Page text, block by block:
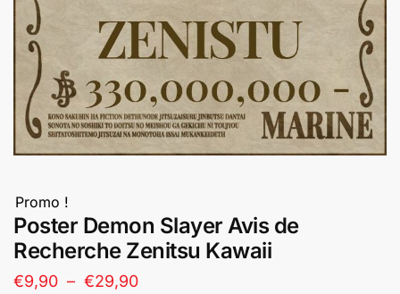
Promo !
Poster Demon Slayer Avis de
Recherche Zenitsu Kawaii
€9,90 – €29,90Plage